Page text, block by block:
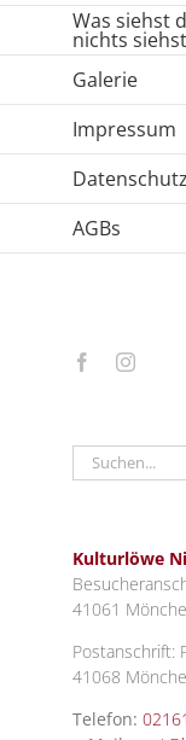
Was siehst
nichts
Galerie
Impressum
Datenschutz
AGBs
Facebook
Kulturlöwe
41061
Postanschrift:
41068
Telefon:
Suche